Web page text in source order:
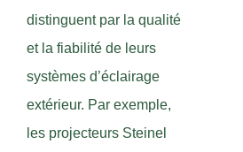
distinguent par la qualité
et la fiabilité de leurs
systèmes d’éclairage
extérieur. Par exemple,
les projecteurs Steinel